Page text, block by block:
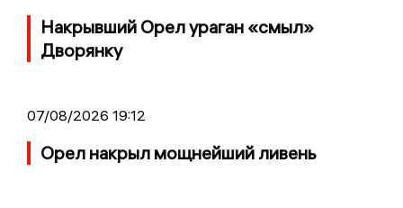
Накрывший Орел ураган «смыл»
Дворянку
07/08/2026 19:12
Орел накрыл мощнейший ливень